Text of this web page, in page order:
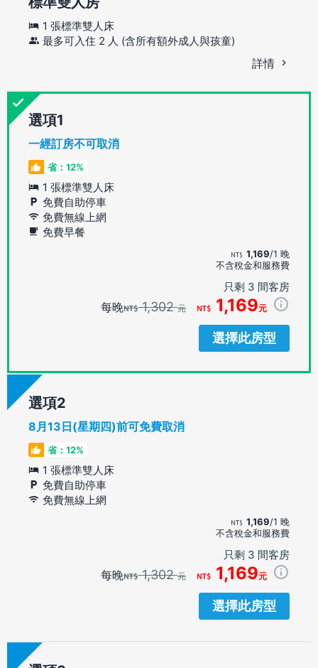
1 張標準雙人床
最多可入住 2 人 (含所有額外成人與孩童)
詳情
選項
一經訂房不可取消
省：12%
1 張標準雙人床
免費自助停車
免費無線上網
免費早餐
1,169/1 晚
不含稅金和服務費
只剩 3 間客房
每晚 1,302元 1,169元
選擇此房型
選項
8月13日(星期四)前可免費取消
省：12%
1 張標準雙人床
免費自助停車
免費無線上網
1,169/1 晚
不含稅金和服務費
只剩 3 間客房
每晚 1,302元 1,169元
選擇此房型